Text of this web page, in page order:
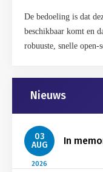
De bedoeling is dat
beschikbaar komt en
robuuste, snelle
Gerelateerd
Nieuws
03
AUG
2026
In